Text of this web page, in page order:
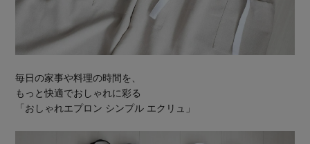
毎日の家事や料理の時間を、
もっと快適でおしゃれに彩る
「おしゃれエプロン シンプル エクリュ」